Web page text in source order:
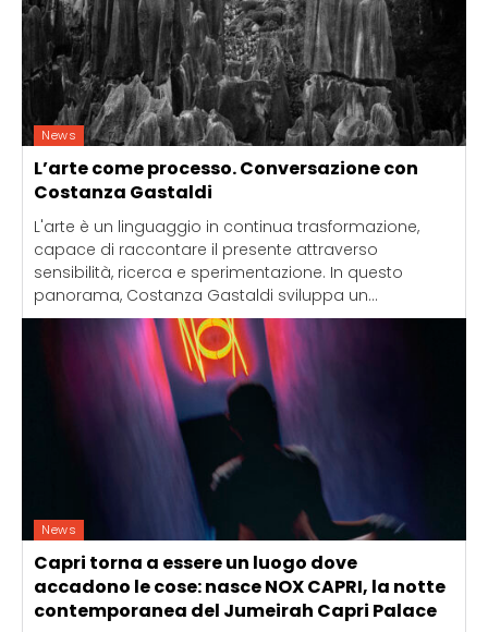
News
L’arte come processo. Conversazione con
Costanza Gastaldi
L'arte è un linguaggio in continua trasformazione,
capace di raccontare il presente attraverso
sensibilità, ricerca e sperimentazione. In questo
panorama, Costanza Gastaldi sviluppa un...
News
Capri torna a essere un luogo dove
accadono le cose: nasce NOX CAPRI, la notte
contemporanea del Jumeirah Capri Palace